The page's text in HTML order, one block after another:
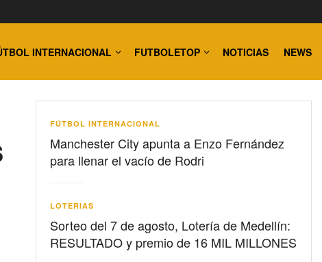
INTERNACIONAL FUTBOLETOP NOTICIAS NEWS
FÚTBOL INTERNACIONAL
Manchester City apunta a Enzo Fernández
para llenar el vacío de Rodri
LOTERIAS
Sorteo del 7 de agosto, Lotería de Medellín:
RESULTADO y premio de 16 MIL MILLONES